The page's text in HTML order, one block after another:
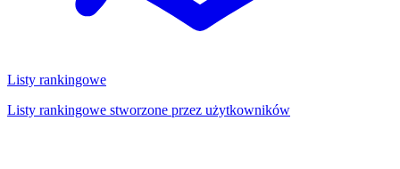
Listy rankingowe
Listy rankingowe stworzone przez użytkowników